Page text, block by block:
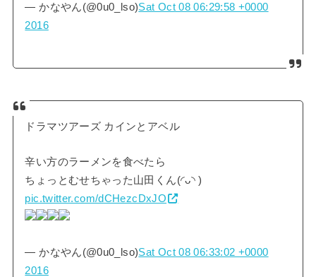
— かなやん(@0u0_lso)Sat Oct 08 06:29:58 +0000
2016
ドラマツアーズ カインとアベル
辛い方のラーメンを食べたら
ちょっとむせちゃった山田くん(◜ᴗ◝ )
pic.twitter.com/dCHezcDxJO
— かなやん(@0u0_lso)Sat Oct 08 06:33:02 +0000
2016